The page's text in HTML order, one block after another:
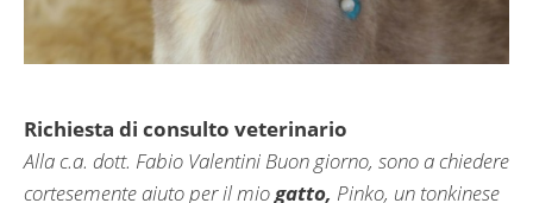
Richiesta di consulto veterinario
Alla c.a. dott. Fabio Valentini Buon giorno, sono a chiedere
cortesemente aiuto per il miogatto, Pinko, un tonkinese